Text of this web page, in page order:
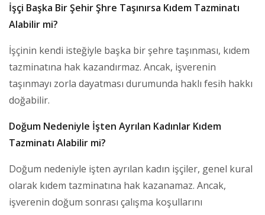
İşçi Başka Bir Şehir Şhre Taşınırsa Kıdem Tazminatı
Alabilir mi?
İşçinin kendi isteğiyle başka bir şehre taşınması, kıdem
tazminatına hak kazandırmaz. Ancak, işverenin
taşınmayı zorla dayatması durumunda haklı fesih hakkı
doğabilir.
Doğum Nedeniyle İşten Ayrılan Kadınlar Kıdem
Tazminatı Alabilir mi?
Doğum nedeniyle işten ayrılan kadın işçiler, genel kural
olarak kıdem tazminatına hak kazanamaz. Ancak,
işverenin doğum sonrası çalışma koşullarını